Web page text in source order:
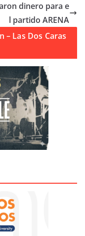
dinero para e
l partido ARENA
– Las Dos Caras